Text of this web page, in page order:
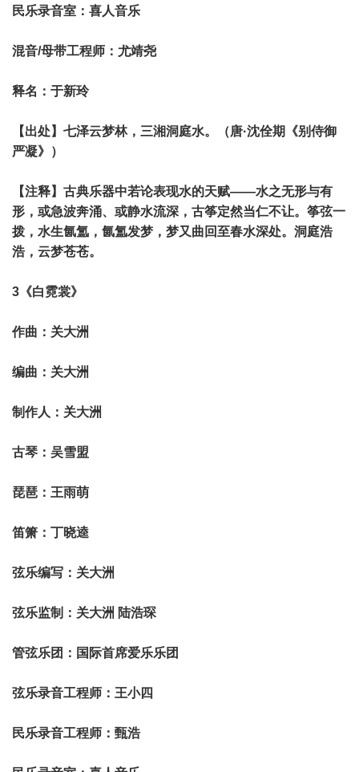
民乐录音室：喜人音乐
混音/母带工程师：尤靖尧
释名：于新玲
【出处】七泽云梦林，三湘洞庭水。（唐·沈佺期《别侍御
严凝》）
【注释】古典乐器中若论表现水的天赋——水之无形与有
形，或急波奔涌、或静水流深，古筝定然当仁不让。筝弦一
拨，水生氤氲，氤氲发梦，梦又曲回至春水深处。洞庭浩
浩，云梦苍苍。
3《白霓裳》
作曲：关大洲
编曲：关大洲
制作人：关大洲
古琴：吴雪盟
琵琶：王雨萌
笛箫：丁晓逵
弦乐编写：关大洲
弦乐监制：关大洲 陆浩琛
管弦乐团：国际首席爱乐乐团
弦乐录音工程师：王小四
民乐录音工程师：甄浩